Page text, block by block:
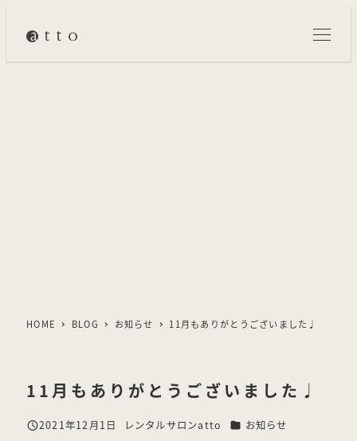
HOME BLOG お知らせ 11月もありがとうございました♩
11月もありがとうございました♩
投稿日
2021年12月1日
著
レンタルサロンatto カテゴリー
お知らせ